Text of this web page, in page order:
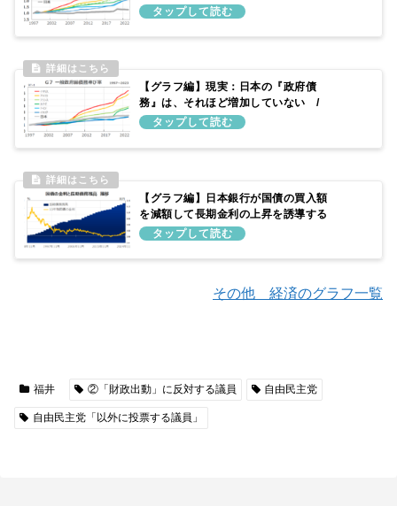
府予算を増やしてこなかったため
【グラフ編】現実：日本の『政府債
務』は、それほど増加していない /
理由：外国と比べても、それ程増加
【グラフ編】日本銀行が国債の買入額
を減額して長期金利の上昇を誘導する
仕組み
その他 経済のグラフ一覧
福井 ②「財政出動」に反対する議員 自由民主党
自由民主党「以外に投票する議員」